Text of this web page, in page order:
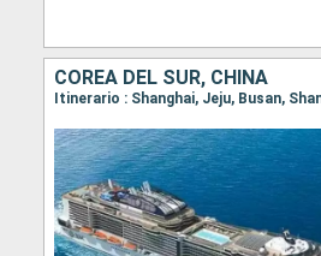
COREA DEL SUR, CHINA
Itinerario : Shanghai, Jeju, Busan,